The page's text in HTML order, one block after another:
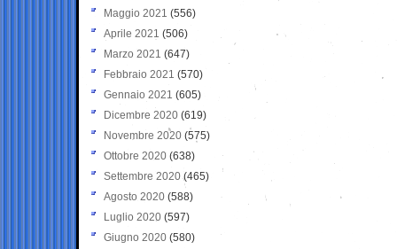
Maggio 2021 (556)
Aprile 2021 (506)
Marzo 2021 (647)
Febbraio 2021 (570)
Gennaio 2021 (605)
Dicembre 2020 (619)
Novembre 2020 (575)
Ottobre 2020 (638)
Settembre 2020(465)
Agosto 2020 (588)
Luglio 2020 (597)
Giugno 2020 (580)